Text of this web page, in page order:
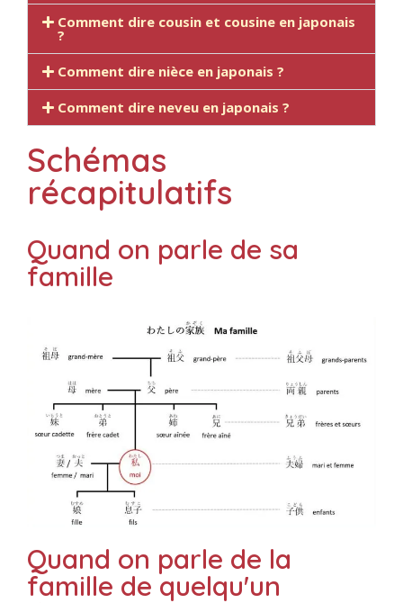
Comment dire cousin et cousine en japonais
?
Comment dire nièce en japonais ?
Comment dire neveu en japonais ?
Schémas
récapitulatifs
Quand on parle de sa
famille
Quand on parle de la
famille de quelqu'un